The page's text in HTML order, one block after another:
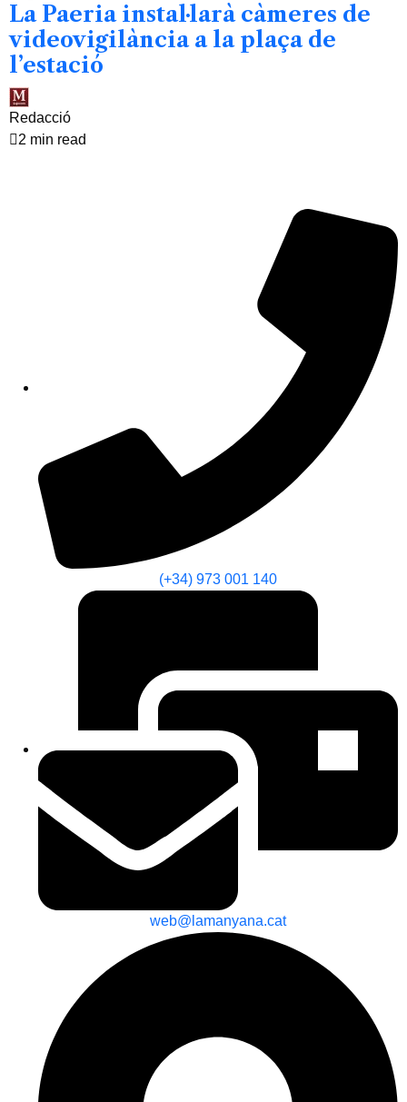
La Paeria instal·larà càmeres de
videovigilància a la plaça de
l’estació
Redacció
2 min read
(+34) 973 001 140
web@lamanyana.cat